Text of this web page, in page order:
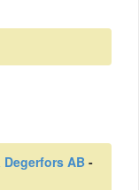
AB -